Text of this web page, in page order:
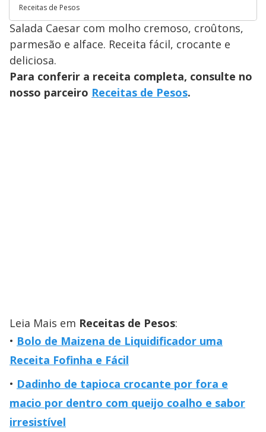
Receitas de Pesos
Salada Caesar com molho cremoso, croûtons,
parmesão e alface. Receita fácil, crocante e
deliciosa.
Para conferir a receita completa, consulte no
nosso parceiro Receitas de Pesos.
Leia Mais em Receitas de Pesos:
Bolo de Maizena de Liquidificador uma
Receita Fofinha e Fácil
Dadinho de tapioca crocante por fora e
macio por dentro com queijo coalho e sabor
irresistível